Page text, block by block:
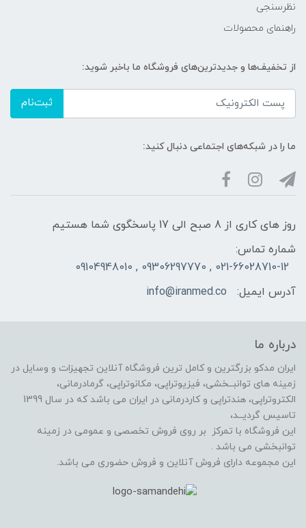
نظرسنجی
راهنمای محصولات
از تخفیف‌ها و جدیدترین‌های فروشگاه ما باخبر شوید:
ثبت‌نام
ما را در شبکه‌های اجتماعی دنبال کنید:
روز های کاری از 8 صبح الی 17 پاسخگوی شما هستیم
شماره تماس:
021-66028710-12 , 09306297770 , 09104948010
آدرس ایمیل:
info@iranmed.co
درباره ما
ایران مدکو بزرگترین و کامل ترین فروشگاه آنلاین تجهیزات و وسایل در
زمینه های توانبــخشی، فیزیوتراپی، مکانوتراپی، گرمادرمانی،
الکتروتراپی، هندتراپی و کاردرمانی در ایران می باشد که در سال 1399
تاسیس گردیــد،
این فروشگاه با تمرکز بر روی فروش تخصصی و عمومی در زمینه
توانبخشی می باشد .
این مجموعه دارای فروش آنلاین و فروش حضوری می باشد.